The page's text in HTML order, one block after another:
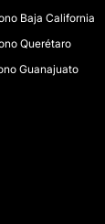
Baja California
Querétaro
Guanajuato